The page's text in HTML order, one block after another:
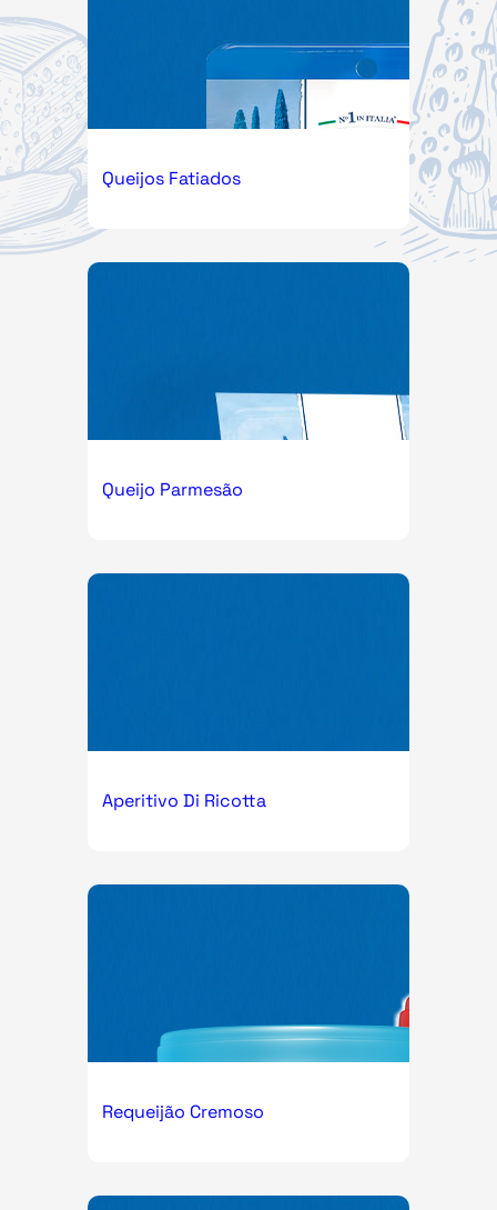
Queijos Fatiados
Queijo Parmesão
Aperitivo Di Ricotta
Requeijão Cremoso